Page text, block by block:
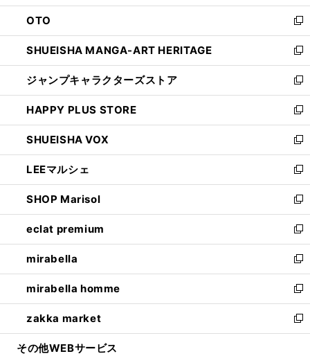
ウ
で
開
く
ン
ド
ウ
で
開
く
OTO
新
し
い
ウ
ィ
ン
ド
ウ
で
開
く
SHUEISHA MANGA-ART HERITAGE
新
し
い
ウ
ィ
ン
ド
ウ
で
開
く
ジャンプキャラクターズストア
新
し
い
ウ
ィ
ン
ド
ウ
で
開
く
HAPPY PLUS STORE
新
し
い
ウ
ィ
ン
ド
ウ
で
開
く
SHUEISHA VOX
新
し
い
ウ
ィ
ン
ド
ウ
で
開
く
LEEマルシェ
新
し
い
ウ
ィ
ン
ド
ウ
で
開
く
SHOP Marisol
新
し
い
ウ
ィ
ン
ド
ウ
で
開
eclat premium
新
し
い
ウ
ィ
ン
ド
ウ
mirabella
新
し
い
ウ
ィ
ン
mirabella homme
新
し
い
ウ
zakka market
新
し
その他WEBサービス